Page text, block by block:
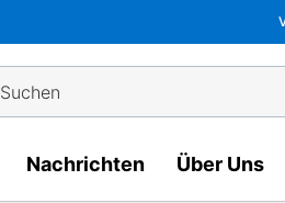
Suchen
Nachrichten Über Uns